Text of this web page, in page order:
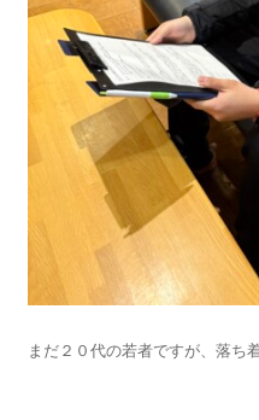
まだ２０代の若者ですが、落ち